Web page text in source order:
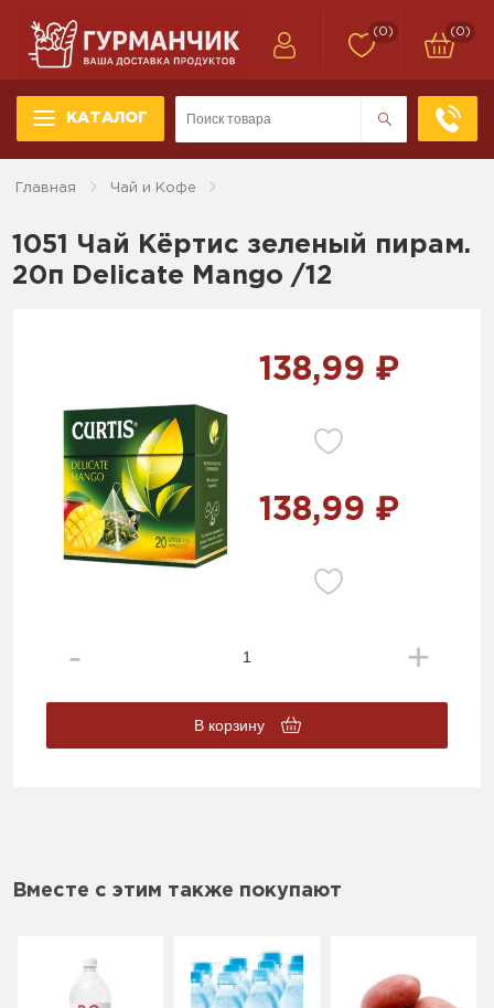
КАТАЛОГ
(0) (0)
Главная Чай и Кофе
1051 Чай Кёртис зеленый пирам.
20п Delicate Mango /12
138,99 ₽
138,99 ₽
В корзину
Вместе с этим также покупают